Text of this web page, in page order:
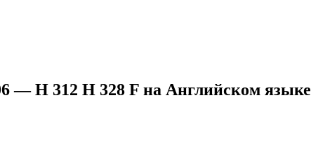
— H 312 H 328 F на Английском языке